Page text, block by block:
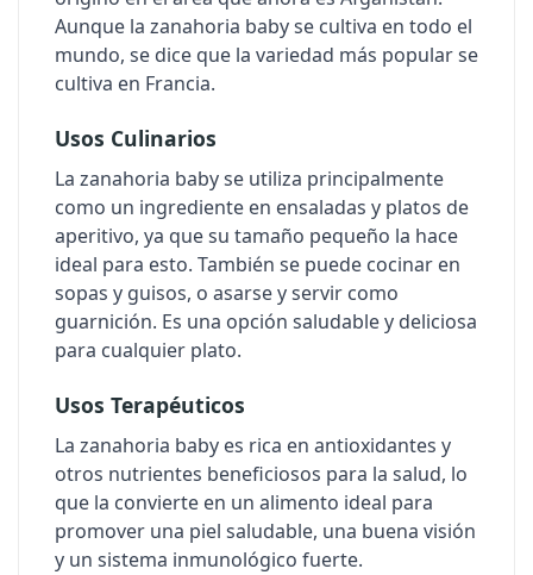
Aunque la zanahoria baby se cultiva en todo el
mundo, se dice que la variedad más popular se
cultiva en Francia.
Usos Culinarios
La zanahoria baby se utiliza principalmente
como un ingrediente en ensaladas y platos de
aperitivo, ya que su tamaño pequeño la hace
ideal para esto. También se puede cocinar en
sopas y guisos, o asarse y servir como
guarnición. Es una opción saludable y deliciosa
para cualquier plato.
Usos Terapéuticos
La zanahoria baby es rica en antioxidantes y
otros nutrientes beneficiosos para la salud, lo
que la convierte en un alimento ideal para
promover una piel saludable, una buena visión
y un sistema inmunológico fuerte.